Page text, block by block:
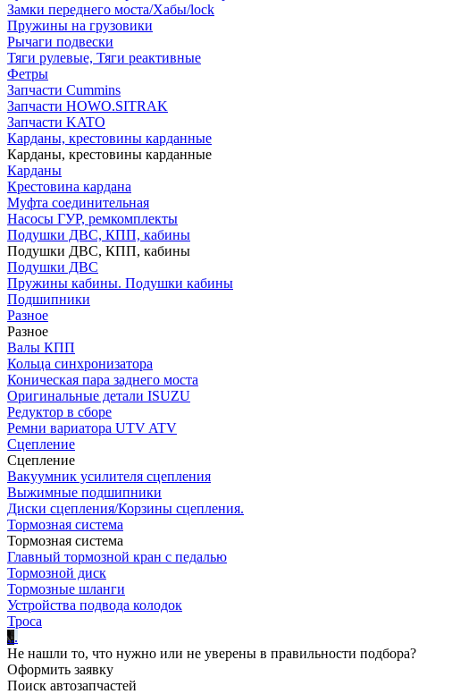
Замки переднего моста/Хабы/lock
Пружины на грузовики
Рычаги подвески
Тяги рулевые, Тяги реактивные
Фетры
Запчасти Cummins
Запчасти HOWO.SITRAK
Запчасти KATO
Карданы, крестовины карданные
Карданы, крестовины карданные
Карданы
Крестовина кардана
Муфта соединительная
Насосы ГУР, ремкомплекты
Подушки ДВС, КПП, кабины
Подушки ДВС, КПП, кабины
Подушки ДВС
Пружины кабины. Подушки кабины
Подшипники
Разное
Разное
Валы КПП
Кольца синхронизатора
Коническая пара заднего моста
Оригинальные детали ISUZU
Редуктор в сборе
Ремни вариатора UTV ATV
Сцепление
Сцепление
Вакуумник усилителя сцепления
Выжимные подшипники
Диски сцепления/Корзины сцепления.
Тормозная система
Тормозная система
Главный тормозной кран с педалью
Тормозной диск
Тормозные шланги
Устройства подвода колодок
Троса
...
Не нашли то, что нужно или не уверены в правильности подбора?
Оформить заявку
Поиск автозапчастей